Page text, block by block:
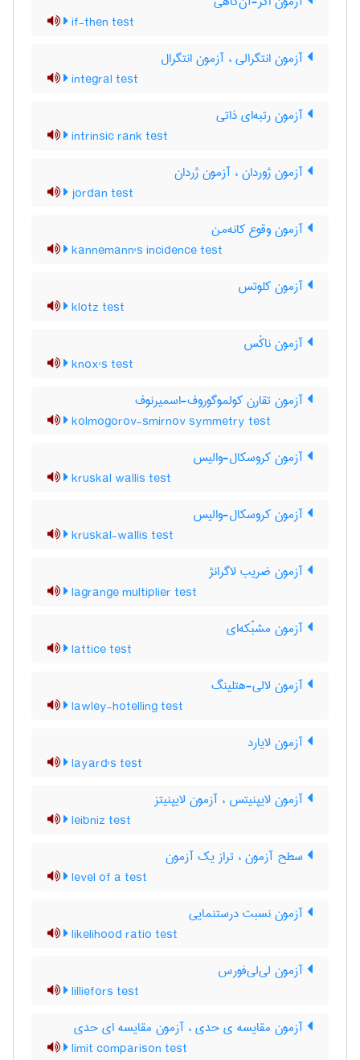
if-then test
آزمون انتگرالی ، آزمون انتگرال
integral test
آزمون رتبه‌ای ذاتی
intrinsic rank test
آزمون ژوردان ، آزمون ژردان
jordan test
آزمون وقوع کانه‌من
kannemann's incidence test
آزمون کلوتس
klotz test
آزمون ناکْس
knox's test
آزمون تقارن کولموگوروف-اسمیرنوف
kolmogorov-smirnov symmetry test
آزمون کروسکال-والیس
kruskal wallis test
آزمون کروسکال-والیس
kruskal-wallis test
آزمون ضریب لاگرانژ
lagrange multiplier test
آزمون مشبّکه‌ای
lattice test
آزمون لالی-هتلینگ
lawley-hotelling test
آزمون لایارد
layard's test
آزمون لایپنیتس ، آزمون لایپنیتز
leibniz test
سطح آزمون ، تراز یک آزمون
level of a test
آزمون نسبت درستنمایی
likelihood ratio test
آزمون لی‌لی‌فورس
lilliefors test
آزمون مقایسه ی حدی ، آزمون مقایسه ای حدی
limit comparison test